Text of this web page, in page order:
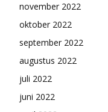
november 2022
oktober 2022
september 2022
augustus 2022
juli 2022
juni 2022